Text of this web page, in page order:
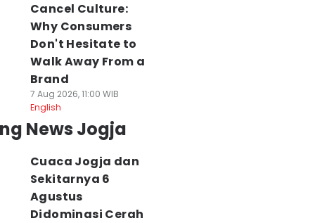
Minggu, 17 Mei
Asap, 23–
Cancel Culture:
Why Consumers
Don't Hesitate to
Walk Away From a
Brand
7 Aug 2026, 11:00 WIB
English
News Jogja
Cuaca Jogja dan
Sekitarnya 6
Agustus
Didominasi Cerah